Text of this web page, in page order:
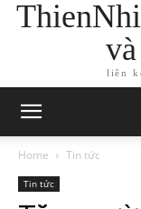
liên
Home Tin tức
Tin tức